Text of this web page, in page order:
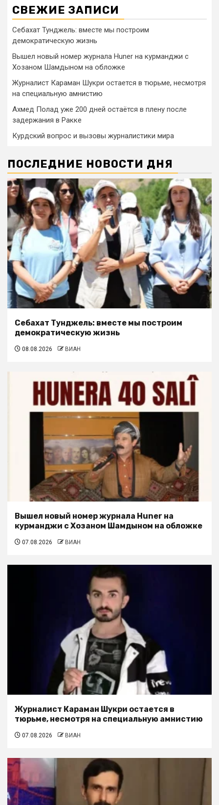
СВЕЖИЕ ЗАПИСИ
Себахат Тунджель: вместе мы построим
демократическую жизнь
Вышел новый номер журнала Huner на курманджи с
Хозаном Шамдыном на обложке
Журналист Караман Шукри остается в тюрьме, несмотря
на специальную амнистию
Ахмед Полад уже 200 дней остаётся в плену после
задержания в Ракке
Курдский вопрос и вызовы журналистики мира
ПОСЛЕДНИЕ НОВОСТИ ДНЯ
Себахат Тунджель: вместе мы построим
демократическую жизнь
08.08.2026 ВИАН
Вышел новый номер журнала Huner на
курманджи с Хозаном Шамдыном на обложке
07.08.2026 ВИАН
Журналист Караман Шукри остается в
тюрьме, несмотря на специальную амнистию
07.08.2026 ВИАН